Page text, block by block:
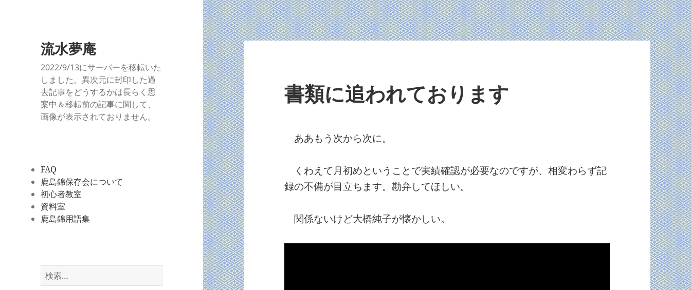
流水夢庵
2022/9/13にサーバーを移転いた
しました。異次元に封印した過
去記事をどうするかは長らく思
案中＆移転前の記事に関して、
画像が表示されておりません。
FAQ
鹿島錦保存会について
初心者教室
資料室
鹿島錦用語集
検
索:
書類に追われております
ああもう次から次に。
くわえて月初めということで実績確認が必要なのですが、相変わらず記
録の不備が目立ちます。勘弁してほしい。
関係ないけど大橋純子が懐かしい。